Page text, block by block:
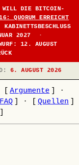
WILL DIE BITCOIN-
QUORUM ERREICHT
KABINETTSBESCHLUSS
2027
·
12. AUGUST
6. AUGUST 2026
Argumente
·
FAQ · Quellen